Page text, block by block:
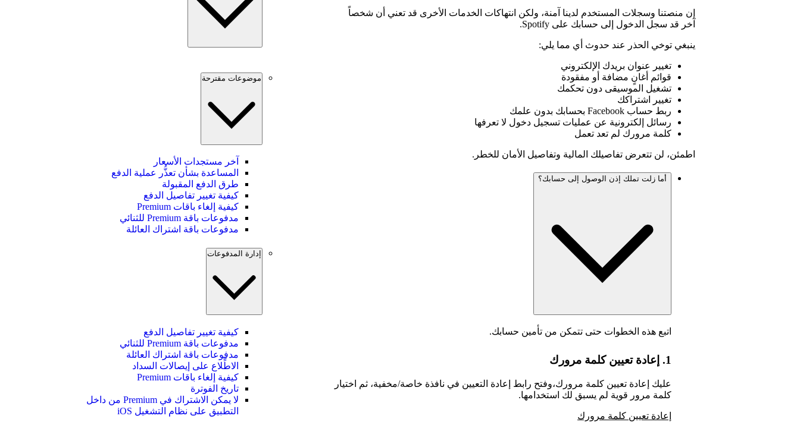
إن منصتنا وسجلات المستخدم لدينا آمنة، ولكن انتهاكات الخدمات الأخرى قد تعني أن شخصاً
آخر قد سجل الدخول إلى حسابك على Spotify.
ينبغي توخي الحذر عند حدوث أي مما يلي:
تغيير عنوان بريدك الإلكتروني
قوائم أغانٍ مضافة أو مفقودة
تشغيل الموسيقى دون تحكمك
تغيير اشتراكك
ربط حساب Facebook بحسابك بدون علمك
رسائل إلكترونية عن عمليات تسجيل دخول لا تعرفها
كلمة مرورك لم تعد تعمل
اطمئن، لن تتعرض تفاصيلك المالية وتفاصيل الأمان للخطر.
أما زلت تملك إذن الوصول إلى حسابك؟
اتبع هذه الخطوات حتى تتمكن من تأمين حسابك.
1. إعادة تعيين كلمة مرورك
عليك إعادة تعيين كلمة مرورك،وفتح رابط إعادة التعيين في نافذة خاصة/مخفية، ثم اختيار
كلمة مرور قوية لم يسبق لك استخدامها.
إعادة تعيين كلمة مرورك
موضوعات مقترحة
آخر مستجدات الأسعار
المساعدة بشأن تعذُّر عملية الدفع
طرق الدفع المقبولة
كيفية تغيير تفاصيل الدفع
كيفية إلغاء باقات Premium
مدفوعات باقة Premium للثنائي
مدفوعات باقة اشتراك العائلة
إدارة المدفوعات
كيفية تغيير تفاصيل الدفع
مدفوعات باقة Premium للثنائي
مدفوعات باقة اشتراك العائلة
الاطِّلاع على إيصالات السداد
كيفية إلغاء باقات Premium
تاريخ الفوترة
لا يمكن الاشتراك في Premium من داخل
التطبيق على نظام التشغيل iOS